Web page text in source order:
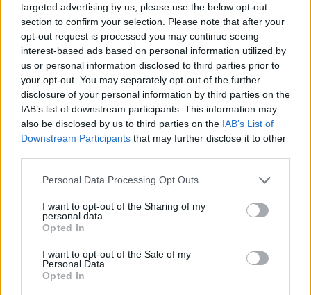
targeted advertising by us, please use the below opt-out
section to confirm your selection. Please note that after your
opt-out request is processed you may continue seeing
interest-based ads based on personal information utilized by
us or personal information disclosed to third parties prior to
your opt-out. You may separately opt-out of the further
disclosure of your personal information by third parties on the
IAB’s list of downstream participants. This information may
also be disclosed by us to third parties on the IAB’s List of
Downstream Participants that may further disclose it to other
Personal Data Processing Opt Outs
I want to opt-out of the Sharing of my
personal data.
Opted In
I want to opt-out of the Sale of my
Personal Data.
Opted In
legnagyobb üzleti és networking találkozója! Idén a 22.
alkalommal!Információ és jelentkezésA GVH - a Diófa
Alapkezelő Zrt. benyújtott kérelme alapján 2016. április 26-
án engedélyezte, hogy a Diófa Alapkezelő Zrt. közvetett,
egyedüli irányítást szerezzen az EURO-MALL
Ingatlanbefektetési Kft. felett. A GVH azonban egy
későbbi...
A keresett cikk a portfolio.hu hírarchívumához
regisztrációhoz kötött.
Portfolio.hu teljes cikkarchívum
Kötéslisták: BÉT elmúlt 2 év napon belüli